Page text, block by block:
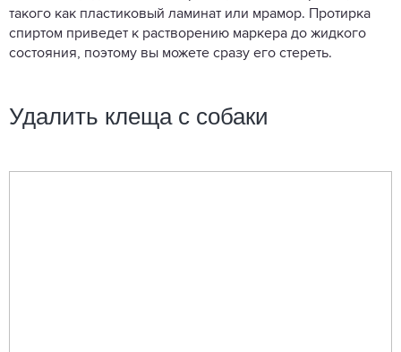
такого как пластиковый ламинат или мрамор. Протирка
спиртом приведет к растворению маркера до жидкого
состояния, поэтому вы можете сразу его стереть.
Удалить клеща с собаки